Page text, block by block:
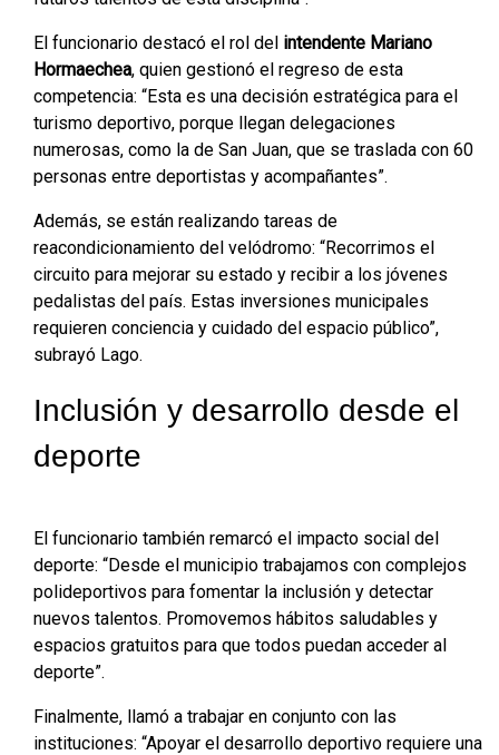
El funcionario destacó el rol del intendente Mariano
Hormaechea, quien gestionó el regreso de esta
competencia: “Esta es una decisión estratégica para el
turismo deportivo, porque llegan delegaciones
numerosas, como la de San Juan, que se traslada con 60
personas entre deportistas y acompañantes”.
Además, se están realizando tareas de
reacondicionamiento del velódromo: “Recorrimos el
circuito para mejorar su estado y recibir a los jóvenes
pedalistas del país. Estas inversiones municipales
requieren conciencia y cuidado del espacio público”,
subrayó Lago.
Inclusión y desarrollo desde el
deporte
El funcionario también remarcó el impacto social del
deporte: “Desde el municipio trabajamos con complejos
polideportivos para fomentar la inclusión y detectar
nuevos talentos. Promovemos hábitos saludables y
espacios gratuitos para que todos puedan acceder al
deporte”.
Finalmente, llamó a trabajar en conjunto con las
instituciones: “Apoyar el desarrollo deportivo requiere una